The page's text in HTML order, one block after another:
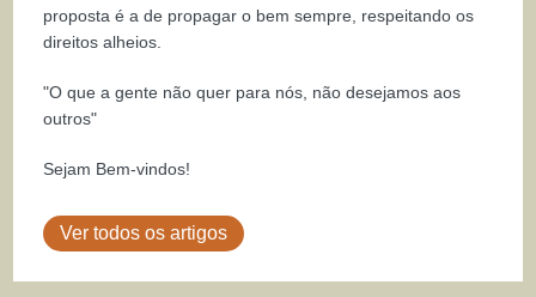
proposta é a de propagar o bem sempre, respeitando os
direitos alheios.
"O que a gente não quer para nós, não desejamos aos
outros"
Sejam Bem-vindos!
Ver todos os artigos